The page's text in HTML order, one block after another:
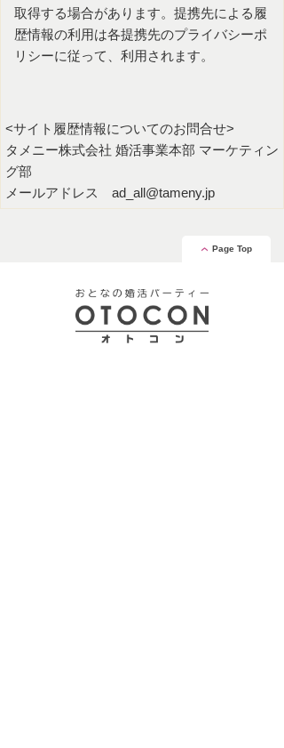
取得する場合があります。提携先による履
歴情報の利用は各提携先のプライバシーポ
リシーに従って、利用されます。
<サイト履歴情報についてのお問合せ>
タメニー株式会社 婚活事業本部 マーケティン
グ部
メールアドレス ad_all@tameny.jp
Page Top